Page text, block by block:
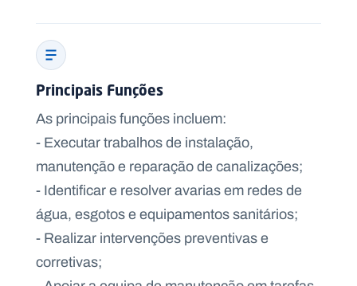
Principais Funções
As principais funções incluem:
- Executar trabalhos de instalação,
manutenção e reparação de canalizações;
- Identificar e resolver avarias em redes de
água, esgotos e equipamentos sanitários;
- Realizar intervenções preventivas e
corretivas;